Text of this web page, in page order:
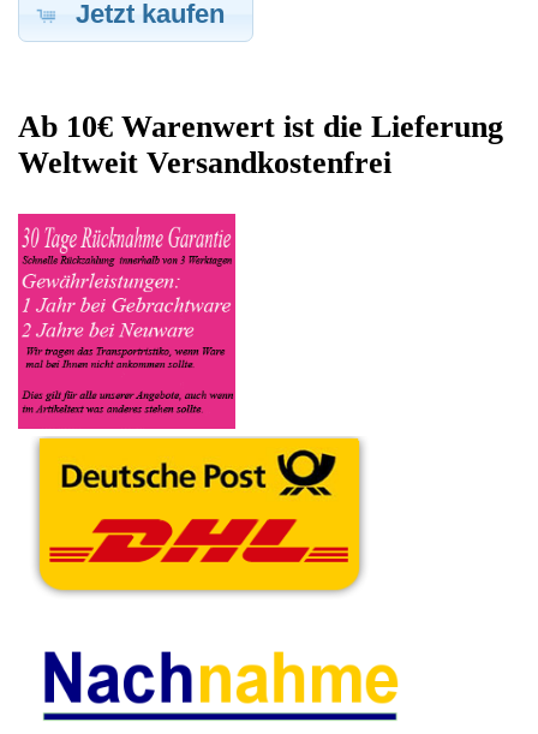
Im Kundenbereich können Sie uns Ihren alten Siemens
Kaffeevollautomat den Sie gerne zu Ersatzteilegewinnung
Kaffeevollautomat Name Siemens sowie die Modelnummer mit
relevanten Daten ein, in welchen Zustand sich das Gerät
befindet ob es Defekt oder Funktionstüchtig ist und so gut wie
möglich alle Mängel angeben sowie das Zubehör welches
dazugehört. Sobald der Siemens Kaffeevollautomat
angenommen worden ist, sehen Sie dies unter Meine Artikel
anzeigen, dort wird Ihnen dann die Lieferadresse mitgeteilt wo
genau der Kaffeevollautomat hin gesendet werden muss. Dort
tragen Sie dann auch das Transportunternehmen zum Beispiel
DHL und die Sendungsnummer ein, so das man Nachvollziehen
kann ob Ihre Artikel auch angekommen ist.
Durch die Verkaufsstrategie von Myeparts erhalten Sie ein
Vielfaches mehr, als wenn Sie den Siemens Kaffeevollautomat
eigenhändig komplett verkaufen würden.
Andere Produkte die Ihnen
gefallen könnten